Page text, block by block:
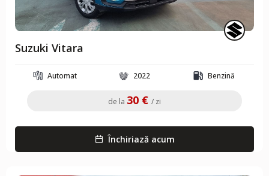
Suzuki Vitara
Automat 2022 Benzină
de la 30 € / zi
Închiriază acum